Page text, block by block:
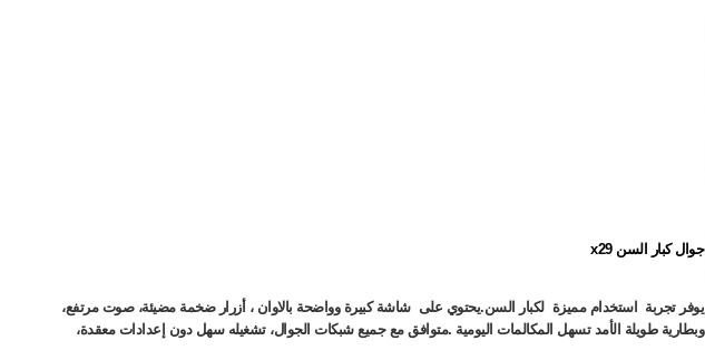
جوال كبار السن x29
يوفر تجربة استخدام مميزة لكبار السن.يحتوي على شاشة كبيرة وواضحة بالاوان ، أزرار ضخمة مضيئة، صوت مرتفع،
وبطارية طويلة الأمد تسهل المكالمات اليومية .متوافق مع جميع شبكات الجوال، تشغيله سهل دون إعدادات معقدة،